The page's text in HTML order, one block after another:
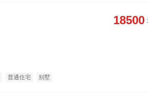
18500
普通住宅 别墅